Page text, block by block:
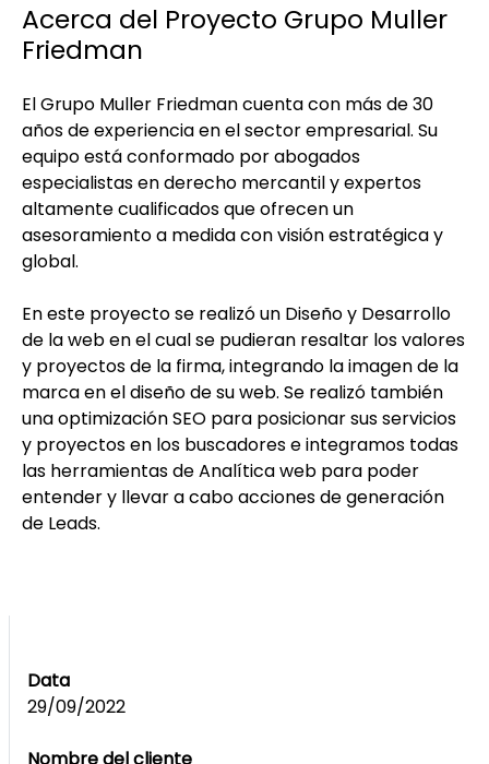
Acerca del Proyecto Grupo Muller
Friedman
El Grupo Muller Friedman cuenta con más de 30
años de experiencia en el sector empresarial. Su
equipo está conformado por abogados
especialistas en derecho mercantil y expertos
altamente cualificados que ofrecen un
asesoramiento a medida con visión estratégica y
global.
En este proyecto se realizó un Diseño y Desarrollo
de la weben el cual se pudieran resaltar los valores
y proyectos de la firma, integrando la imagen de la
marca en el diseño de su web. Se realizó también
una optimización SEO para posicionar sus servicios
y proyectos en los buscadores e integramos todas
las herramientas de Analítica web para poder
entender y llevar a cabo acciones de generación
de Leads.
Data
29/09/2022